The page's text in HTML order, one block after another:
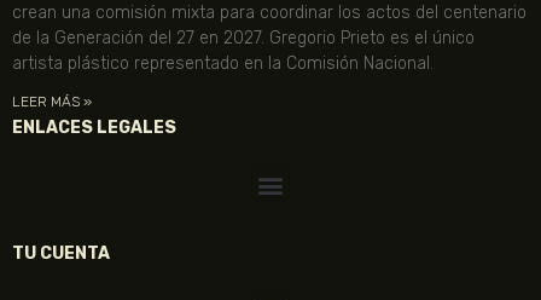
crean una comisión mixta para coordinar los actos del centenario
de la Generación del 27 en 2027. Gregorio Prieto es el único
artista plástico representado en la Comisión Nacional.
LEER MÁS »
ENLACES LEGALES
TU CUENTA